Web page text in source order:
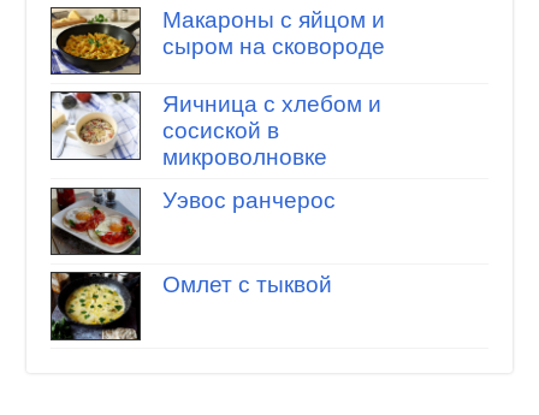
Макароны с яйцом и
сыром на сковороде
Яичница с хлебом и
сосиской в
микроволновке
Уэвос ранчерос
Омлет с тыквой